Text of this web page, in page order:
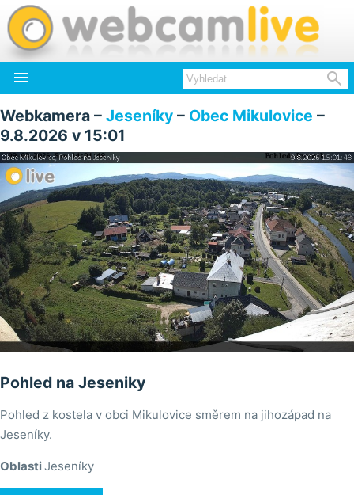
 
Webkamera – Jeseníky – Obec Mikulovice –
9.8.2026 v 15:01
Pohled na Jeseniky
Pohled z kostela v obci Mikulovice směrem na jihozápad na
Jeseníky.
OblastiJeseníky